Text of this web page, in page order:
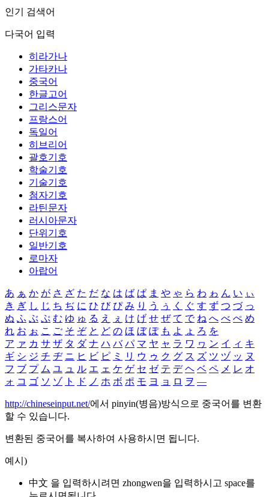
인기 검색어
다국어 입력
히라가나
가타카나
중국어
한글고어
그리스문자
프랑스어
독일어
히브리어
괄호기호
학술기호
기술기호
첨자기호
라틴문자
러시아문자
단위기호
일반기호
로마자
아랍어
あ ぁ か が さ ざ た だ な は ば ぱ ま や ゃ ら わ ゎ ん い ぃ
き ぎ し じ ち ぢ に ひ び ぴ み り う ぅ く ぐ す ず つ づ っ
ぬ ふ ぶ ぷ む ゆ ゅ る え ぇ け げ せ ぜ て で ね へ べ ぺ め
れ お ぉ こ ご そ ぞ と ど の ほ ぼ ぽ も よ ょ ろ を
ア ァ カ サ ザ タ ダ ナ ハ バ パ マ ヤ ャ ラ ワ ヮ ン イ ィ キ
ギ シ ジ チ ヂ ニ ヒ ビ ピ ミ リ ウ ゥ ク グ ス ズ ツ ヅ ッ ヌ
フ ブ プ ム ユ ュ ル エ ェ ケ ゲ セ ゼ テ デ ヘ ベ ペ メ レ オ
ォ コ ゴ ソ ゾ ト ド ノ ホ ボ ポ モ ヨ ョ ロ ヲ ―
http://chineseinput.net/에서 pinyin(병음)방식으로 중국어를 변환
할 수 있습니다.
변환된 중국어를 복사하여 사용하시면 됩니다.
예시)
中文 을 입력하시려면 zhongwen을 입력하시고 space를